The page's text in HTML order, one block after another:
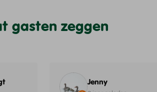
gasten zeggen
Jenny